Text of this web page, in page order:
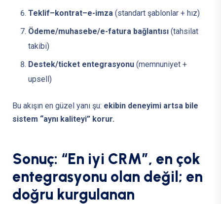
Teklif–kontrat–e-imza (standart şablonlar + hız)
Ödeme/muhasebe/e-fatura bağlantısı (tahsilat
takibi)
Destek/ticket entegrasyonu (memnuniyet +
upsell)
Bu akışın en güzel yanı şu: ekibin deneyimi artsa bile
sistem “aynı kaliteyi” korur.
Sonuç: “En iyi CRM”, en çok
entegrasyonu olan değil; en
doğru kurgulanan